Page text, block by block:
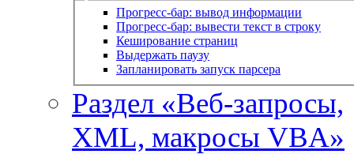
Прогресс-бар: вывод информации
Прогресс-бар: вывести текст в строку
Кеширование страниц
Выдержать паузу
Запланировать запуск парсера
Раздел «Веб-запросы,
XML, макросы VBA»